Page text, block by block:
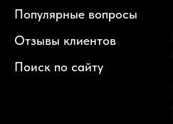
Популярные вопросы
Отзывы клиентов
Поиск по сайту